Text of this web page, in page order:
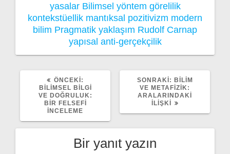
yasalar Bilimsel yöntem görelilik
kontekstüellik mantıksal pozitivizm modern
bilim Pragmatik yaklaşım Rudolf Carnap
yapısal anti-gerçekçilik
ÖNCEKI:
YAZI:
BILIMSEL BILGI
VE DOĞRULUK:
BIR FELSEFI
İNCELEME
SONRAKI: SONRAKI
YAZI:
BILIM
VE METAFIZIK:
ARALARINDAKI
İLIŞKI
Bir yanıt yazın